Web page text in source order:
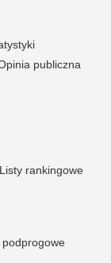
publiczna
Listy rankingowe